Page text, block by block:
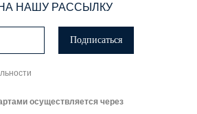
НАШУ РАССЫЛКУ
Подписаться
осуществляется через